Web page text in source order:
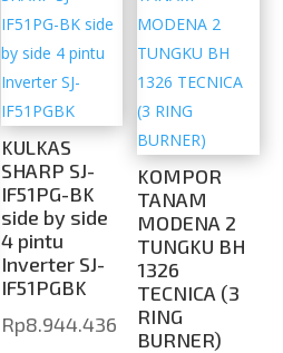
KULKAS
SHARP SJ-
IF51PG-BK
side by side
4 pintu
Inverter SJ-
IF51PGBK
Rp8.944.436
KOMPOR
TANAM
MODENA 2
TUNGKU BH
1326
TECNICA (3
RING
BURNER)